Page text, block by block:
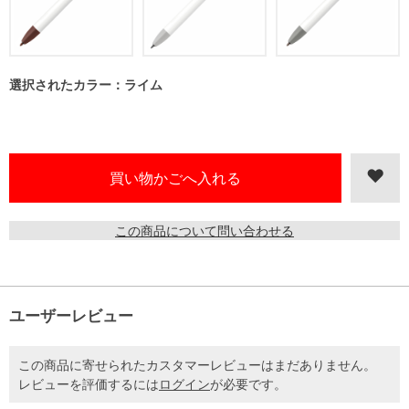
選択されたカラー：ライム
この商品について問い合わせる
ユーザーレビュー
この商品に寄せられたカスタマーレビューはまだありません。
レビューを評価するにはログインが必要です。